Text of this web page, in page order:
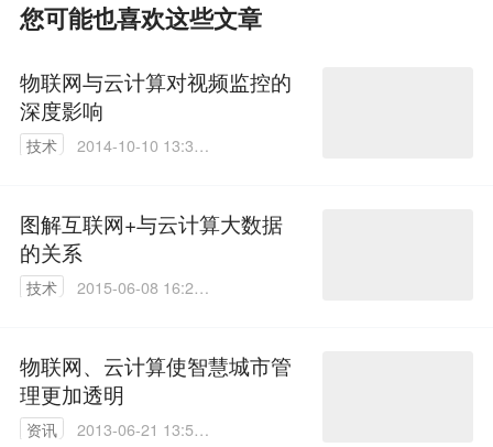
您可能也喜欢这些文章
物联网与云计算对视频监控的
深度影响
技术
2014-10-10 13:37:
图解互联网+与云计算大数据
的关系
技术
2015-06-08 16:28:
物联网、云计算使智慧城市管
理更加透明
资讯
2013-06-21 13:52: